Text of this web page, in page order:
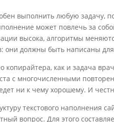
выполнить любую задачу,
может повлечь за
высока, алгоритмы
они должны быть написаны
копирайтера, как и задача
с многочисленными
ни к чему хорошему. И
текстового наполнения
вопрос. Для этого